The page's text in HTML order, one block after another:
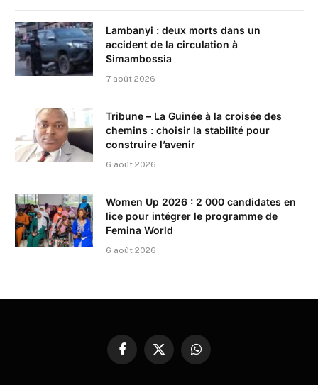
Lambanyi : deux morts dans un
accident de la circulation à
Simambossia
7 août 2026
Tribune – La Guinée à la croisée des
chemins : choisir la stabilité pour
construire l’avenir
6 août 2026
Women Up 2026 : 2 000 candidates en
lice pour intégrer le programme de
Femina World
6 août 2026
FacebookX
(Twitter)
WhatsApp